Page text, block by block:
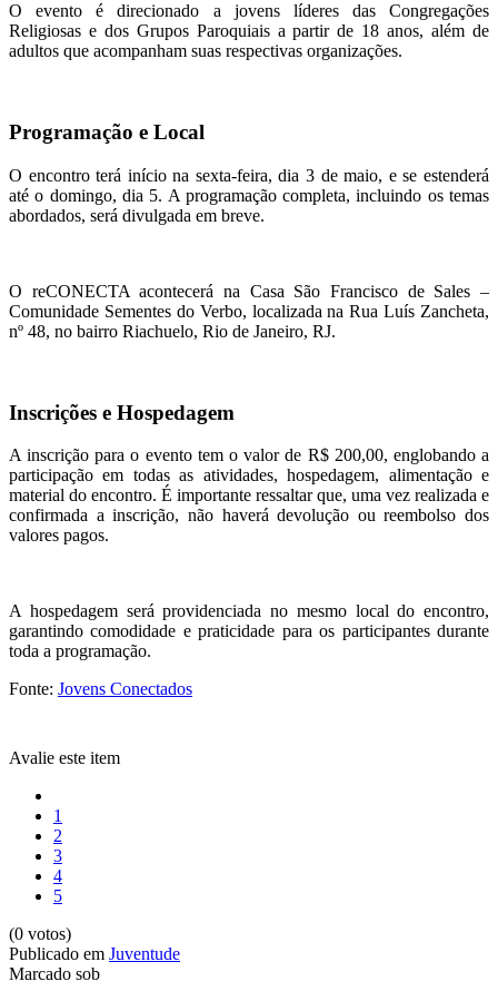
O evento é direcionado a jovens líderes das Congregações
Religiosas e dos Grupos Paroquiais a partir de 18 anos, além de
adultos que acompanham suas respectivas organizações.
Programação e Local
O encontro terá início na sexta-feira, dia 3 de maio, e se estenderá
até o domingo, dia 5. A programação completa, incluindo os temas
abordados, será divulgada em breve.
O reCONECTA acontecerá na Casa São Francisco de Sales –
Comunidade Sementes do Verbo, localizada na Rua Luís Zancheta,
nº 48, no bairro Riachuelo, Rio de Janeiro, RJ.
Inscrições e Hospedagem
A inscrição para o evento tem o valor de R$ 200,00, englobando a
participação em todas as atividades, hospedagem, alimentação e
material do encontro. É importante ressaltar que, uma vez realizada e
confirmada a inscrição, não haverá devolução ou reembolso dos
valores pagos.
A hospedagem será providenciada no mesmo local do encontro,
garantindo comodidade e praticidade para os participantes durante
toda a programação.
Fonte: Jovens Conectados
Avalie este item
1
2
3
4
5
(0 votos)
Publicado em Juventude
Marcado sob